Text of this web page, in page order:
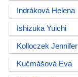
Indráková Helena
Ishizuka Yuichi
Kolloczek Jennifer
Kučmášová Eva